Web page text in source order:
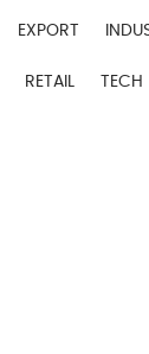
EXPORT
RETAIL TECH